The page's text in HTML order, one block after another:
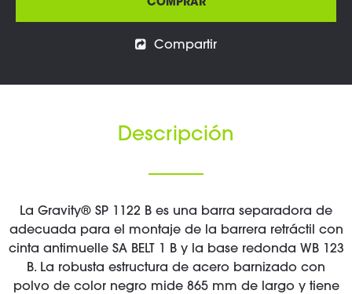
COMPRAR
Compartir
Descripción
La Gravity® SP 1122 B es una barra separadora de
adecuada para el montaje de la barrera retráctil con
cinta antimuelle SA BELT 1 B y la base redonda WB 123
B. La robusta estructura de acero barnizado con
polvo de color negro mide 865 mm de largo y tiene